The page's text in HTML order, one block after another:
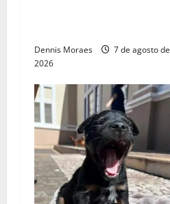
Dennis Moraes
7 de agosto de
2026